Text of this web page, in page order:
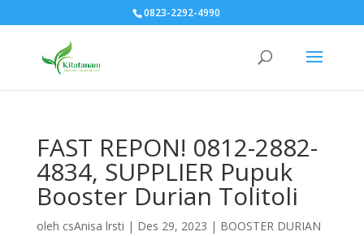
0823-2292-4990
FAST REPON! 0812-2882-
4834, SUPPLIER Pupuk
Booster Durian Tolitoli
oleh csAnisa lrsti | Des 29, 2023 | BOOSTER DURIAN